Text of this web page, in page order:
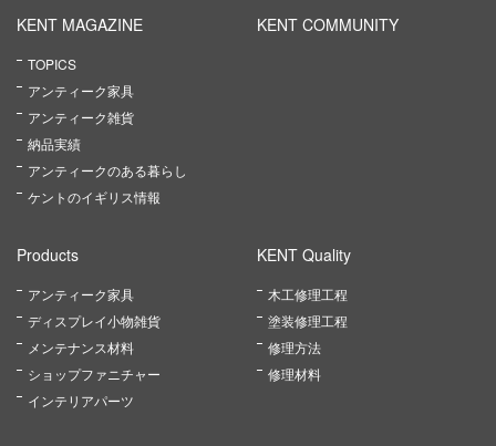
KENT MAGAZINE
TOPICS
アンティーク家具
アンティーク雑貨
納品実績
アンティークのある暮らし
ケントのイギリス情報
KENT COMMUNITY
Products
アンティーク家具
ディスプレイ小物雑貨
メンテナンス材料
ショップファニチャー
インテリアパーツ
KENT Quality
木工修理工程
塗装修理工程
修理方法
修理材料